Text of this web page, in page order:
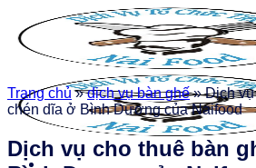
đến
nội
Trang chủ»dịch vụ bàn ghế»Dịch
chén dĩa ở Bình Dương của Naifood
Dịch vụ cho thuê bàn